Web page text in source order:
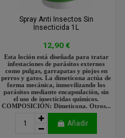
Spray Anti Insectos Sin
Insecticida 1L
12,90 €
Esta loción está diseñada para tratar
infestaciones de parásitos externos
como pulgas, garrapatas y piojos en
perros y gatos. La dimeticona actúa de
forma mecánica, inmovilizando los
parásitos mediante encapsulación, sin
el uso de insecticidas químicos.
COMPOSICIÓN: Dimeticona. Otros...
Añadir